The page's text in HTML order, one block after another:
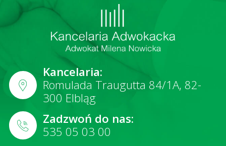
Kancelaria:
Romulada Traugutta 84/1A, 82-
300 Elbląg
Zadzwoń do nas:
535 05 03 00